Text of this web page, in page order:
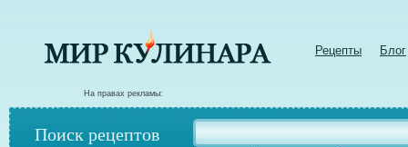
Рецепты Блог
На правах рекламы:
Поиск рецептов